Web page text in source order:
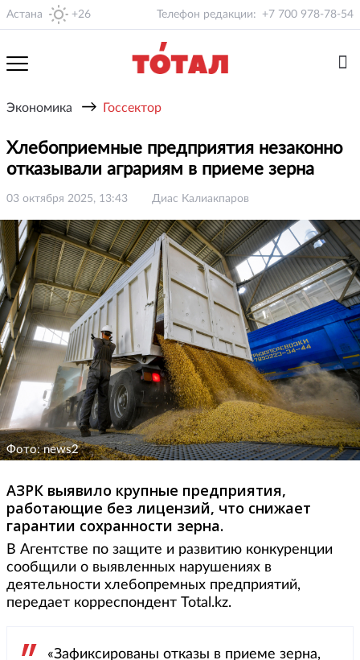
Астана +26 Телефон редакции: +7 700 978-78-54
Экономика → Госсектор
Хлебоприемные предприятия незаконно
отказывали аграриям в приеме зерна
03 октября 2025, 13:43 Диас Калиакпаров
Фото: news2
АЗРК выявило крупные предприятия,
работающие без лицензий, что снижает
гарантии сохранности зерна.
В Агентстве по защите и развитию конкуренции
сообщили о выявленных нарушениях в
деятельности хлебопремных предприятий,
передает корреспондент Total.kz.
«Зафиксированы отказы в приеме зерна,